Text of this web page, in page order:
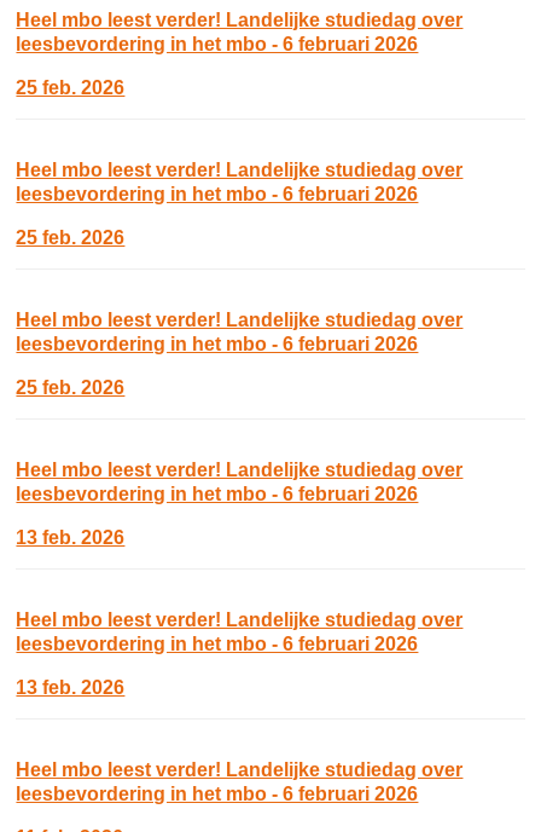
Heel mbo leest verder! Landelijke studiedag over
leesbevordering in het mbo - 6 februari 2026
25 feb. 2026
Heel mbo leest verder! Landelijke studiedag over
leesbevordering in het mbo - 6 februari 2026
25 feb. 2026
Heel mbo leest verder! Landelijke studiedag over
leesbevordering in het mbo - 6 februari 2026
25 feb. 2026
Heel mbo leest verder! Landelijke studiedag over
leesbevordering in het mbo - 6 februari 2026
13 feb. 2026
Heel mbo leest verder! Landelijke studiedag over
leesbevordering in het mbo - 6 februari 2026
13 feb. 2026
Heel mbo leest verder! Landelijke studiedag over
leesbevordering in het mbo - 6 februari 2026